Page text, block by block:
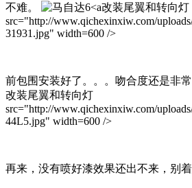
不难。
改装尾翼和转向灯
src="http://www.qichexinxiw.com/
31931.jpg" width=600 />
前包围安装好了。。。吻合度还是非
改装尾翼和转向灯
src="http://www.qichexinxiw.com/
44L5.jpg" width=600 />
再来，没有喷好漆效果还出不来，别